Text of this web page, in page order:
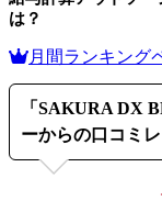
は？
月間ランキング
「 SAKURA DX
ーからの口コミ